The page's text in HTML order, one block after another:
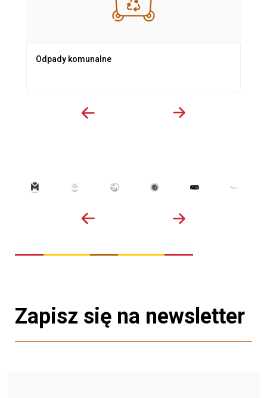
Odpady komunalne
Zapisz się na newsletter